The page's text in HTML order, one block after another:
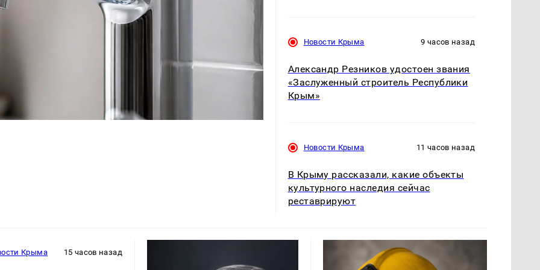
Новости Крыма 9 часов назад
Александр Резников удостоен звания
«Заслуженный строитель Республики
Крым»
Новости Крыма 11 часов назад
В Крыму рассказали, какие объекты
культурного наследия сейчас
реставрируют
Крыма 15 часов назад